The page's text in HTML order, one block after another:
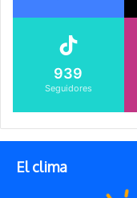
939
Seguidores
El clima